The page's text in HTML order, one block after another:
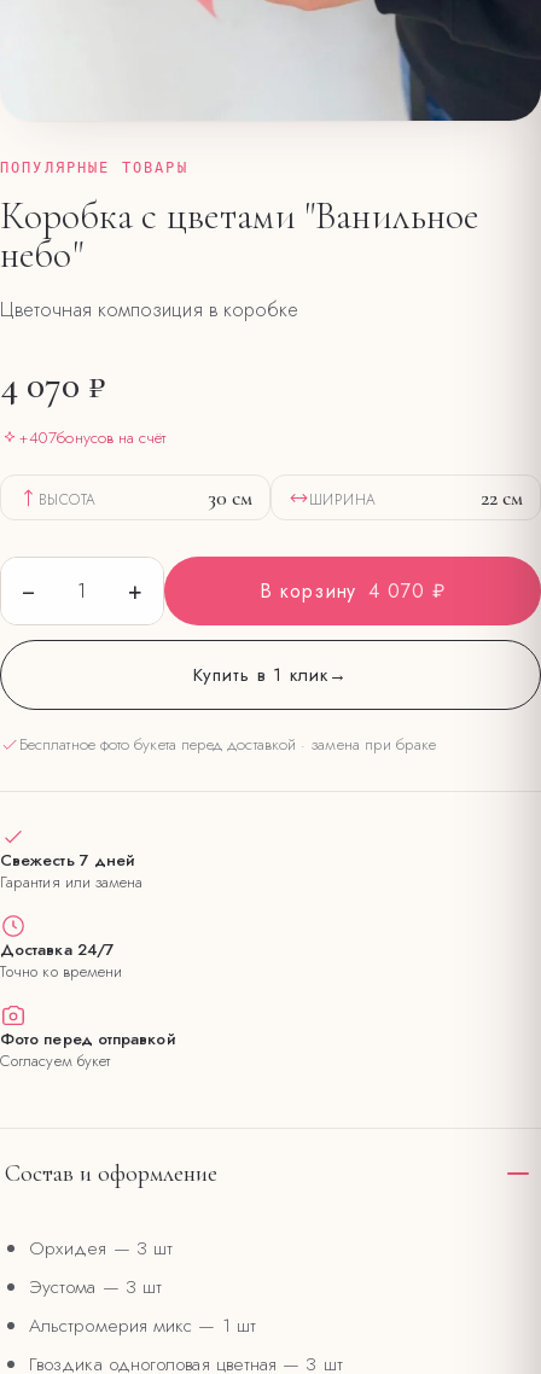
ПОПУЛЯРНЫЕ ТОВАРЫ
Коробка с цветами "Ванильное
небо"
Цветочная композиция в коробке
4 070 ₽
+407бонусов на счёт
ВЫСОТА 30 см ШИРИНА 22см
− 1 + В корзину 4 070 ₽
Купить в 1 клик→
Бесплатное фото букета перед доставкой · замена при браке
Свежесть 7 дней
Гарантия или замена
Доставка 24/7
Точно ко времени
Фото перед отправкой
Согласуем букет
Состав и оформление
Орхидея — 3 шт
Эустома — 3 шт
Альстромерия микс — 1 шт
Гвоздика одноголовая цветная — 3 шт